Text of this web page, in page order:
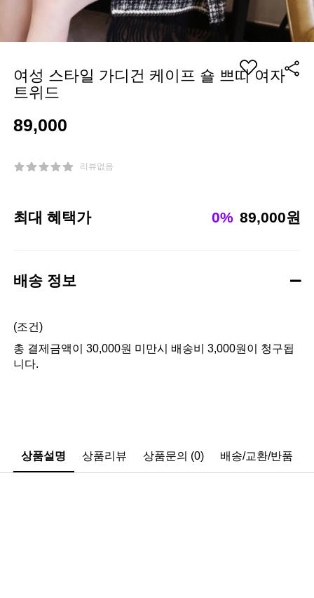
여성 스타일 가디건 케이프 숄 쁘띠 여자
트위드
89,000
리뷰없음
최대 혜택가 0% 89,000원
배송 정보
(조건)
총 결제금액이 30,000원 미만시 배송비 3,000원이 청구됩
니다.
상품설명 상품리뷰 상품문의 (0) 배송/교환/반품